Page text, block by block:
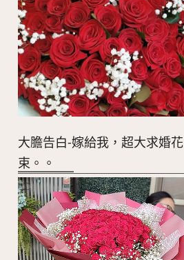
大膽告白-嫁給我，超大求婚花
束。。